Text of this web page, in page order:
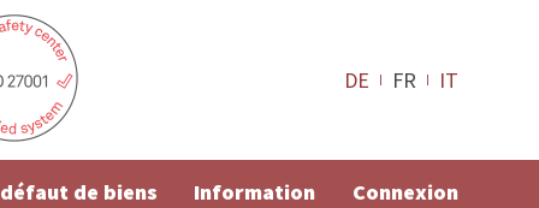
DE FR IT
de biens Information Connexion